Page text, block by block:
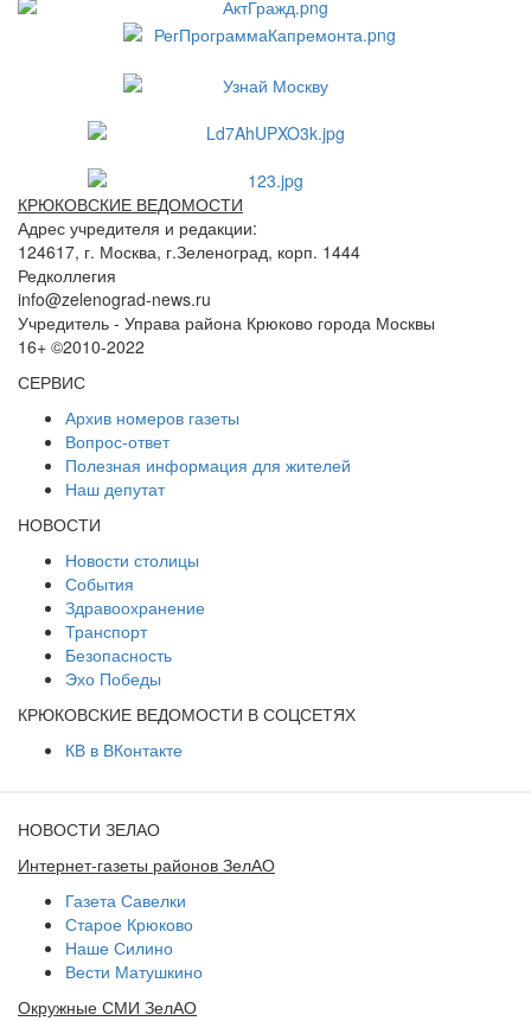
КРЮКОВСКИЕ ВЕДОМОСТИ
Адрес учредителя и редакции:
124617, г. Москва, г.Зеленоград, корп. 1444
Редколлегия
info@zelenograd-news.ru
Учредитель - Управа района Крюково города Москвы
16+ ©2010-2022
СЕРВИС
Архив номеров газеты
Вопрос-ответ
Полезная информация для жителей
Наш депутат
НОВОСТИ
Новости столицы
События
Здравоохранение
Транспорт
Безопасность
Эхо Победы
КРЮКОВСКИЕ ВЕДОМОСТИ В СОЦСЕТЯХ
КВ в ВКонтакте
НОВОСТИ ЗЕЛАО
Интернет-газеты районов ЗелАО
Газета Савелки
Старое Крюково
Наше Силино
Вести Матушкино
Окружные СМИ ЗелАО